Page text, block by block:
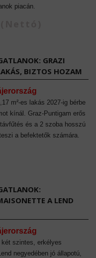
piacán.
GRAZI
BIZTOS HOZAM
m²-es lakás 2027-ig bérbe
kínál. Graz-Puntigam erős
és a 2 szoba hosszú
a befektetők számára.
A LEND
két szintes, erkélyes
negyedében jó állapotú,